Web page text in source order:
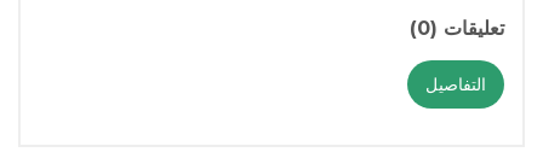
تعليقات (0)
التفاصيل